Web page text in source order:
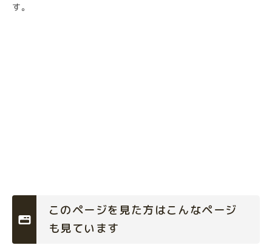
す。
このページを見た方はこんなページ
も見ています